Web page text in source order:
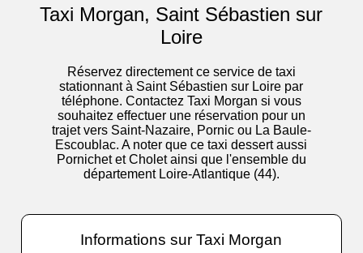
Taxi Morgan, Saint Sébastien sur
Loire
Réservez directement ce service de taxi
stationnant à Saint Sébastien sur Loire par
téléphone. Contactez Taxi Morgan si vous
souhaitez effectuer une réservation pour un
trajet vers Saint-Nazaire, Pornic ou La Baule-
Escoublac. A noter que ce taxi dessert aussi
Pornichet et Cholet ainsi que l'ensemble du
département Loire-Atlantique (44).
Informations sur Taxi Morgan